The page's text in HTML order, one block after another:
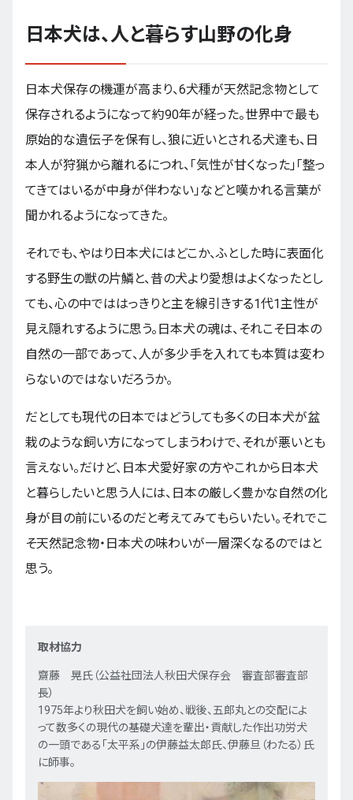
日本犬は、人と暮らす山野の化身
日本犬保存の機運が高まり、6犬種が天然記念物として
保存されるようになって約90年が経った。世界中で最も
原始的な遺伝子を保有し、狼に近いとされる犬達も、日
本人が狩猟から離れるにつれ、「気性が甘くなった」「整っ
てきてはいるが中身が伴わない」などと嘆かれる言葉が
聞かれるようになってきた。
それでも、やはり日本犬にはどこか、ふとした時に表面化
する野生の獣の片鱗と、昔の犬より愛想はよくなったとし
ても、心の中でははっきりと主を線引きする1代1主性が
見え隠れするように思う。日本犬の魂は、それこそ日本の
自然の一部であって、人が多少手を入れても本質は変わ
らないのではないだろうか。
だとしても現代の日本ではどうしても多くの日本犬が盆
栽のような飼い方になってしまうわけで、それが悪いとも
言えない。だけど、日本犬愛好家の方やこれから日本犬
と暮らしたいと思う人には、日本の厳しく豊かな自然の化
身が目の前にいるのだと考えてみてもらいたい。それでこ
そ天然記念物・日本犬の味わいが一層深くなるのではと
思う。
取材協力
齋藤 晃氏（公益社団法人秋田犬保存会 審査部審査部
長）
1975年より秋田犬を飼い始め、戦後、五郎丸との交配によ
って数多くの現代の基礎犬達を輩出・貢献した作出功労犬
の一頭である「太平系」の伊藤益太郎氏、伊藤旦（わたる）氏
に師事。